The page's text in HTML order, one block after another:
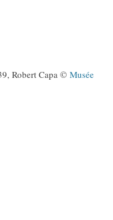
Robert Capa © Musée